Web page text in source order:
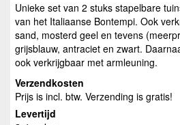
Unieke set van 2 stuks stapelbare
van het Italiaanse Bontempi. Ook
sand, mosterd geel en tevens
grijsblauw, antraciet en zwart.
ook verkrijgbaar met armleuning.
Verzendkosten
Prijs is incl. btw. Verzending is gratis!
Levertijd